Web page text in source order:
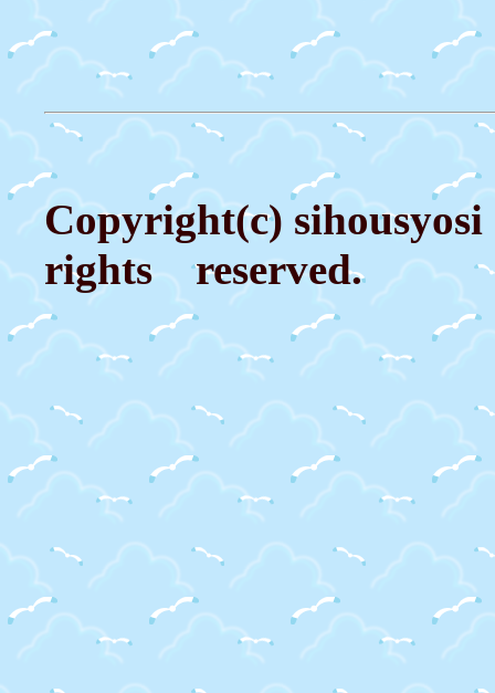
Copyright(c)
rights reserved.